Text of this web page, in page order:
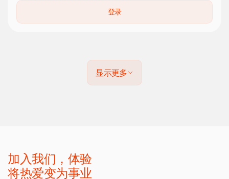
登录
显示更多
加入我们，体验
将热爱变为事业